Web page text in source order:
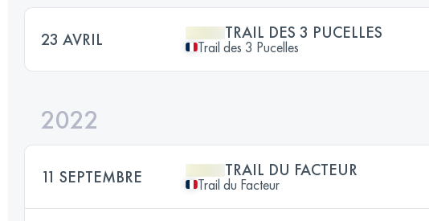
23 AVRIL TRAIL DES 3 PUCELLES
Trail des 3 Pucelles
2022
11 SEPTEMBRE TRAIL DU FACTEUR
Trail du Facteur